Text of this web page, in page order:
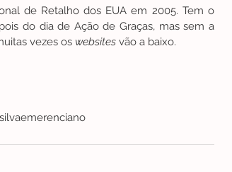
de Retalho dos EUA em 2005. Tem o
do dia de Ação de Graças, mas sem a
vezes os websites vão a baixo.
emerenciano